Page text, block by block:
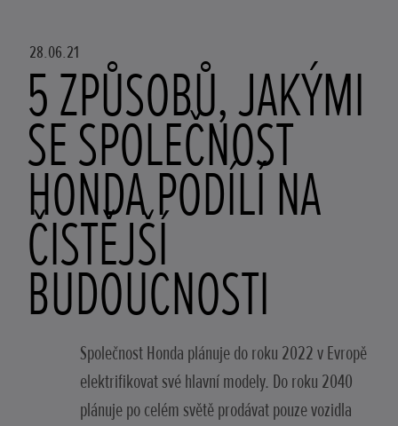
28.06.21
5 ZPŮSOBŮ, JAKÝMI
SE SPOLEČNOST
HONDA PODÍLÍ NA
ČISTĚJŠÍ
BUDOUCNOSTI
Společnost Honda plánuje do roku 2022 v Evropě
elektrifikovat své hlavní modely. Do roku 2040
plánuje po celém světě prodávat pouze vozidla